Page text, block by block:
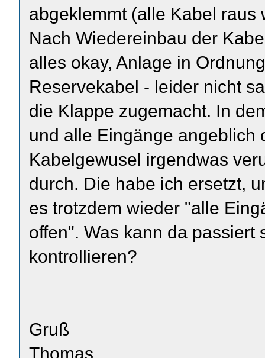
abgeklemmt (alle Kabel
Nach Wiedereinbau der
alles okay, Anlage in
Reservekabel - leider nicht
die Klappe zugemacht. In
und alle Eingänge angeblich
Kabelgewusel irgendwas
durch. Die habe ich ersetzt,
es trotzdem wieder "alle
offen". Was kann da passiert
kontrollieren?
Gruß
Thomas